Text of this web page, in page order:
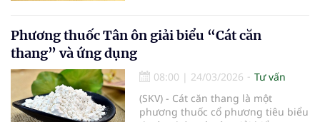
trong các trường hợp ngoại cảm
phong hàn kèm theo nội ẩm, khi tà
nhưng đồng thời ảnh hưởng đến
chức năng tuyên phát và túc giáng
của phế.
Phương thuốc Tân ôn giải biểu “Cát căn
thang” và ứng dụng
08:00 | 24/03/2026
Tư vấn
(SKV) - Cát căn thang là một
phương thuốc cổ phương tiêu biểu